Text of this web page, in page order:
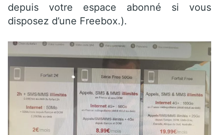
depuis votre espace abonné si vous
disposez d’une Freebox.).